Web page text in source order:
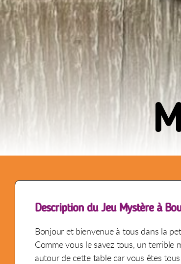
Description du Jeu Mystère à
Bonjour et bienvenue à tous dans la
Comme vous le savez tous, un terrible
autour de cette table car vous êtes